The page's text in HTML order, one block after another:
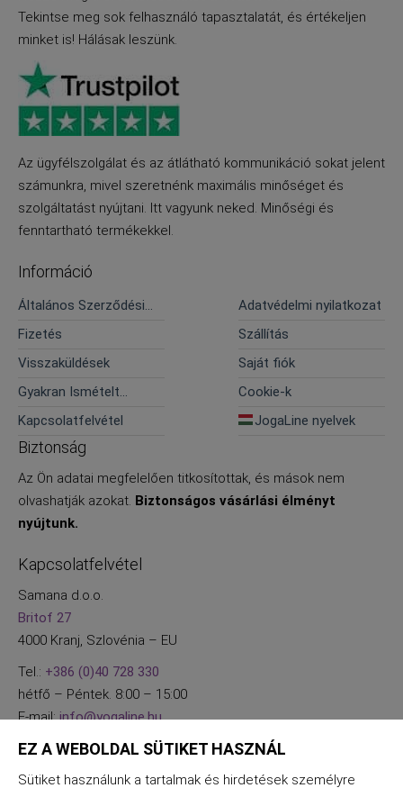
Tekintse meg sok felhasználó tapasztalatát, és értékeljen
minket is! Hálásak leszünk.
Az ügyfélszolgálat és az átlátható kommunikáció sokat jelent
számunkra, mivel szeretnénk maximális minőséget és
szolgáltatást nyújtani. Itt vagyunk neked. Minőségi és
fenntartható termékekkel.
Információ
Általános Szerződési
Adatvédelmi nyilatkozat
Fizetés
Szállítás
Visszaküldések
Saját fiók
Gyakran Ismételt
Cookie-k
Kapcsolatfelvétel
JogaLine nyelvek
Biztonság
Az Ön adatai megfelelően titkosítottak, és mások nem
olvashatják azokat. Biztonságos vásárlási élményt
nyújtunk.
Kapcsolatfelvétel
Samana d.o.o.
Britof 27
4000 Kranj, Szlovénia – EU
Tel.: +386 (0)40 728 330
hétfő – Péntek. 8:00 – 15:00
E-mail:info@yogaline.hu
EZ A WEBOLDAL SÜTIKET HASZNÁL
Sütiket használunk a tartalmak és hirdetések személyre